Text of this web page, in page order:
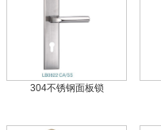
304不锈钢面板锁